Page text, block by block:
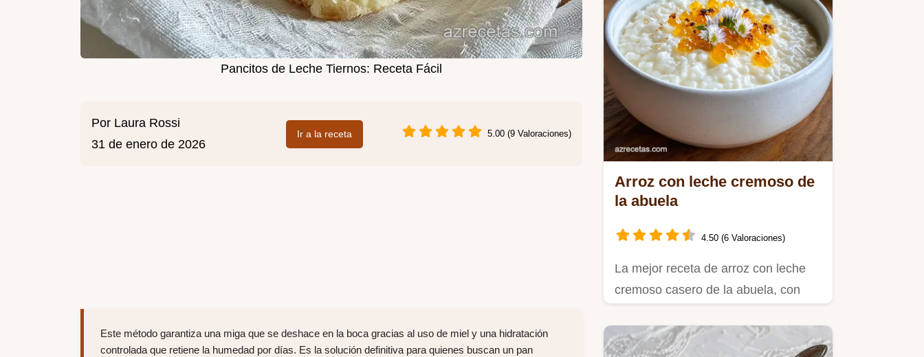
Pancitos de Leche Tiernos: Receta Fácil
Por Laura Rossi
31 de enero de 2026
Ir a la receta 5.00 (9 Valoraciones)
Este método garantiza una miga que se deshace en la boca gracias al uso de miel y una hidratación
controlada que retiene la humedad por días. Es la solución definitiva para quienes buscan un pan
Arroz con leche cremoso de
la abuela
4.50 (6 Valoraciones)
La mejor receta de arroz con leche
cremoso casero de la abuela, con